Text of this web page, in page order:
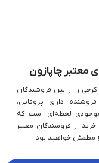
معتبر چاپازون
را از بین فروشندگان
دارای پروفایل،
لحظه‌ای است که
از فروشندگان معتبر
مطمئن خواهید بود.